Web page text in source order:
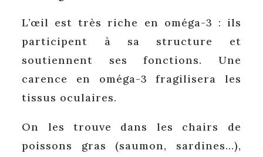
L’œil est très riche en oméga-3 : ils
participent à sa structure et
soutiennent ses fonctions. Une
carence en oméga-3 fragilisera les
tissus oculaires.
On les trouve dans les chairs de
poissons gras (saumon, sardines…),